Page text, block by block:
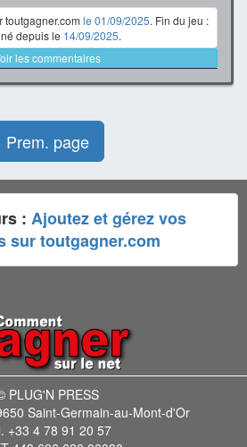
toutgagner.com le 01/09/2025. Fin du jeu :
depuis le 14/09/2025.
les commentaires
Prem. page
: Ajoutez et gérez vos
sur toutgagner.com
PLUG'N PRESS
Saint-Germain-au-Mont-d'Or
+33 4 78 91 20 57